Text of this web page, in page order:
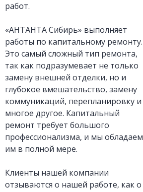
работ.
«АНТАНТА Сибирь» выполняет
работы по капитальному ремонту.
Это самый сложный тип ремонта,
так как подразумевает не только
замену внешней отделки, но и
глубокое вмешательство, замену
коммуникаций, перепланировку и
многое другое. Капитальный
ремонт требует большого
профессионализма, и мы обладаем
им в полной мере.
Клиенты нашей компании
отзываются о нашей работе, как о